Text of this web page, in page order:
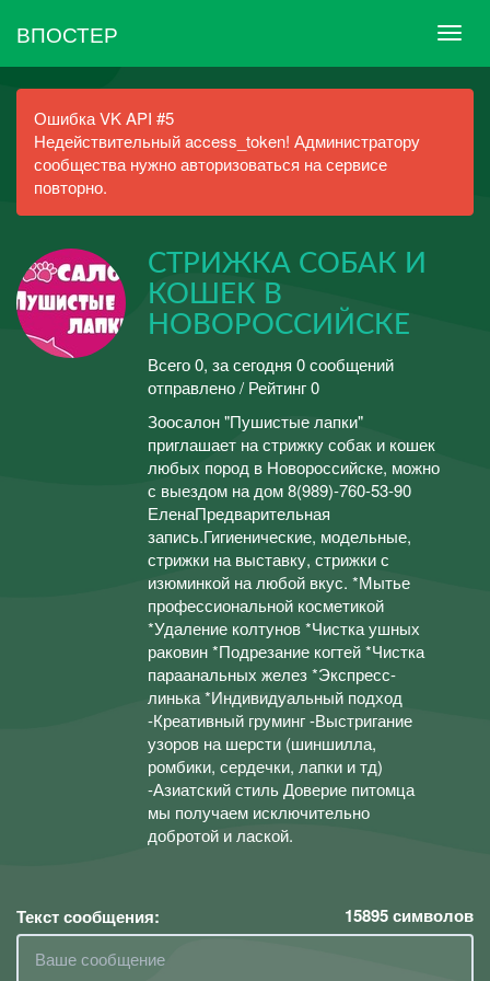
ВПОСТЕР
Ошибка VK API #5
Недействительный access_token! Администратору
сообщества нужно авторизоваться на сервисе
повторно.
СТРИЖКА СОБАК И
КОШЕК В
НОВОРОССИЙСКЕ
Всего 0, за сегодня 0 сообщений
отправлено / Рейтинг 0
Зоосалон "Пушистые лапки"
приглашает на стрижку собак и кошек
любых пород в Новороссийске, можно
с выездом на дом 8(989)-760-53-90
ЕленаПредварительная
запись.Гигиенические, модельные,
стрижки на выставку, стрижки с
изюминкой на любой вкус. *Мытье
профессиональной косметикой
*Удаление колтунов *Чистка ушных
раковин *Подрезание когтей *Чистка
параанальных желез *Экспресс-
линька *Индивидуальный подход
-Креативный груминг -Выстригание
узоров на шерсти (шиншилла,
ромбики, сердечки, лапки и тд)
-Азиатский стиль Доверие питомца
мы получаем исключительно
добротой и лаской.
Текст сообщения: 15895символов